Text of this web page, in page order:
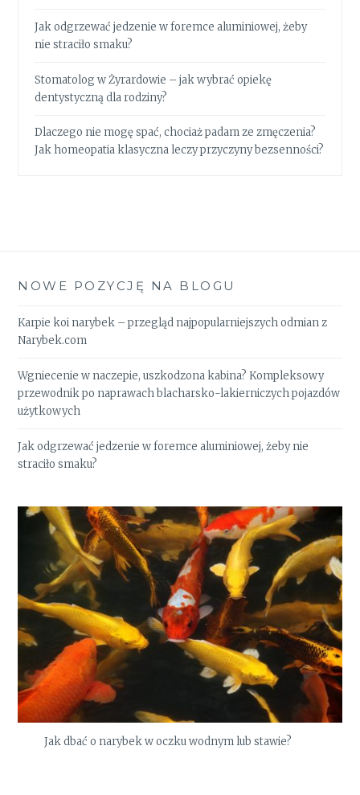
Jak odgrzewać jedzenie w foremce aluminiowej, żeby
nie straciło smaku?
Stomatolog w Żyrardowie – jak wybrać opiekę
dentystyczną dla rodziny?
Dlaczego nie mogę spać, chociaż padam ze zmęczenia?
Jak homeopatia klasyczna leczy przyczyny bezsenności?
NOWE POZYCJĘ NA BLOGU
Karpie koi narybek – przegląd najpopularniejszych odmian z
Narybek.com
Wgniecenie w naczepie, uszkodzona kabina? Kompleksowy
przewodnik po naprawach blacharsko-lakierniczych pojazdów
użytkowych
Jak odgrzewać jedzenie w foremce aluminiowej, żeby nie
straciło smaku?
Jak dbać o narybek w oczku wodnym lub stawie?